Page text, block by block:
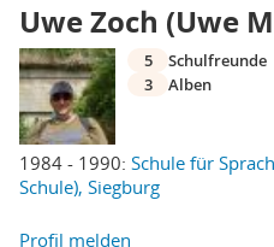
Uwe Zoch (Uwe
1984 - 1990: Schule für
Schule), Siegburg
5
Schulfreunde
3
Alben
Profil melden